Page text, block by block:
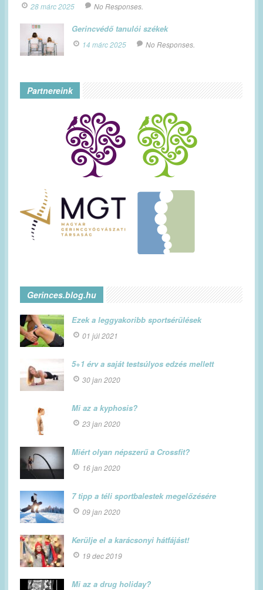
28 márc 2025 No Responses.
Gerincvédő tanulói székek
14 márc 2025 No Responses.
Partnereink
Gerinces.blog.hu
Ezek a leggyakoribb sportsérülések
01 júl 2021
5+1 érv a saját testsúlyos edzés mellett
30 jan 2020
Mi az a kyphosis?
23 jan 2020
Miért olyan népszerű a Crossfit?
16 jan 2020
7 tipp a téli sportbalestek megelőzésére
09 jan 2020
Kerülje el a karácsonyi hátfájást!
19 dec 2019
Mi az a drug holiday?